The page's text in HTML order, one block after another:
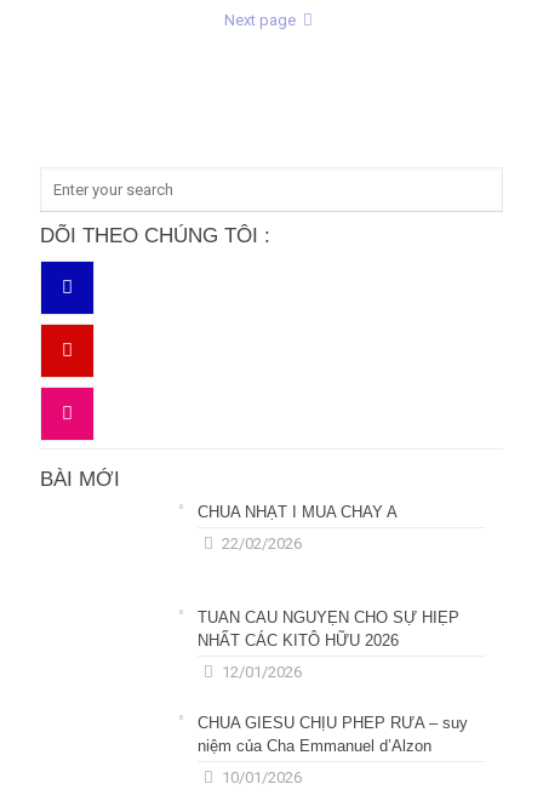
Next page
DÕI THEO CHÚNG TÔI :
BÀI MỚI
CHÚA NHẬT I MÙA CHAY A
22/02/2026
TUẦN CẦU NGUYỆN CHO SỰ HIỆP
NHẤT CÁC KITÔ HỮU 2026
12/01/2026
CHÚA GIÊSU CHỊU PHÉP RỬA – suy
niệm của Cha Emmanuel d’Alzon
10/01/2026